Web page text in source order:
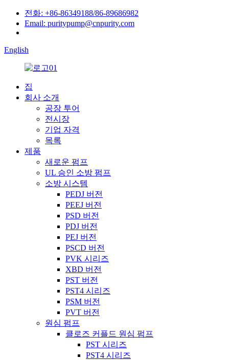
전화: +86-86349188/86-89686982
Email: puritypump@cnpurity.com
English
집
회사 소개
공장 투어
전시장
기업 자격
목록
제품
새로운 펌프
UL 승인 소방 펌프
소방 시스템
PEDJ 버전
PEEJ 버전
PSD 버전
PDJ 버전
PEJ 버전
PSCD 버전
PVK 시리즈
XBD 버전
PST 버전
PST4 시리즈
PSM 버전
PVT 버전
원심 펌프
클로즈 커플드 원심 펌프
PST 시리즈
PST4 시리즈